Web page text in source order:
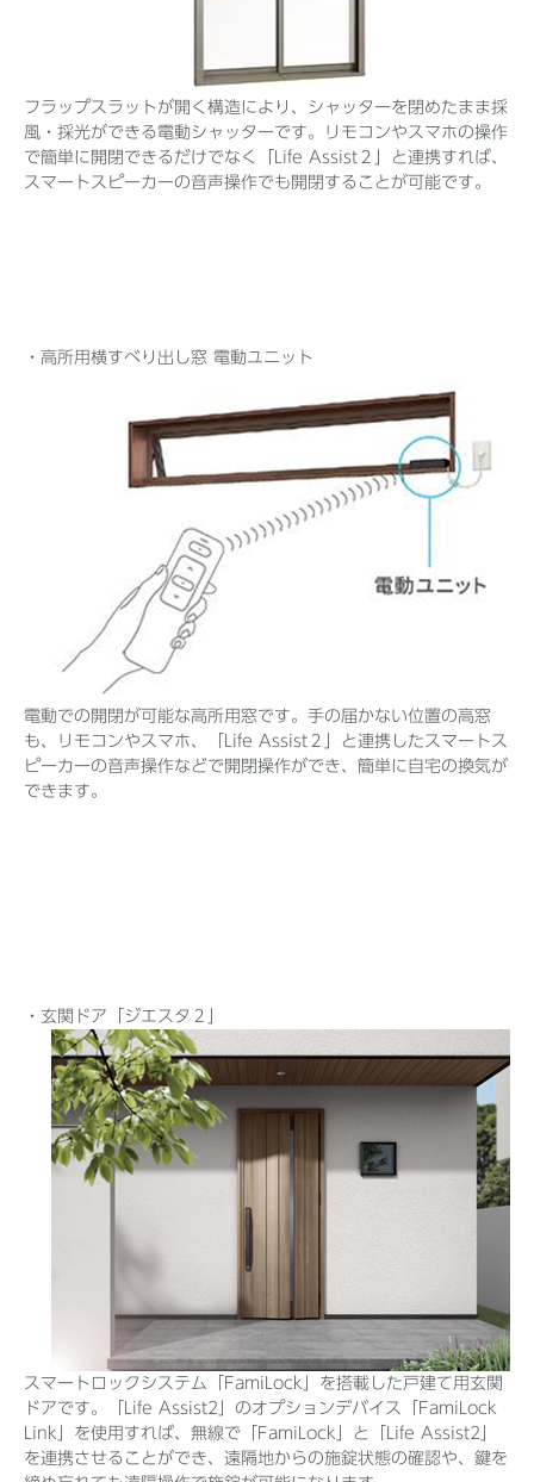
フラップスラットが開く構造により、シャッターを閉めたまま採
風・採光ができる電動シャッターです。リモコンやスマホの操作
で簡単に開閉できるだけでなく「Life Assist２」と連携すれば、
スマートスピーカーの音声操作でも開閉することが可能です。
・高所用横すべり出し窓 電動ユニット
電動での開閉が可能な高所用窓です。手の届かない位置の高窓
も、リモコンやスマホ、「Life Assist２」と連携したスマートス
ピーカーの音声操作などで開閉操作ができ、簡単に自宅の換気が
できます。
・玄関ドア「ジエスタ２」
スマートロックシステム「FamiLock」を搭載した戸建て用玄関
ドアです。「Life Assist2」のオプションデバイス「FamiLock
Link」を使用すれば、無線で「FamiLock」と「Life Assist2」
を連携させることができ、遠隔地からの施錠状態の確認や、鍵を